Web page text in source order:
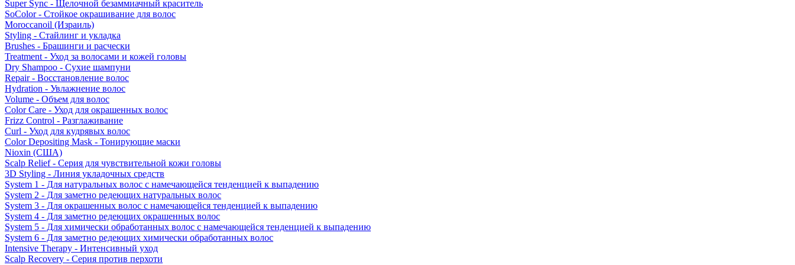
Super Sync - Щелочной безаммиачный краситель
SoColor - Стойкое окрашивание для волос
Moroccanoil (Израиль)
Styling - Стайлинг и укладка
Brushes - Брашинги и расчески
Treatment - Уход за волосами и кожей головы
Dry Shampoo - Сухие шампуни
Repair - Восстановление волос
Hydration - Увлажнение волос
Volume - Объем для волос
Color Care - Уход для окрашенных волос
Frizz Control - Разглаживание
Curl - Уход для кудрявых волос
Color Depositing Mask - Тонирующие маски
Nioxin (США)
Scalp Relief - Серия для чувствительной кожи головы
3D Styling - Линия укладочных средств
System 1 - Для натуральных волос с намечающейся тенденцией к выпадению
System 2 - Для заметно редеющих натуральных волос
System 3 - Для окрашенных волос с намечающейся тенденцией к выпадению
System 4 - Для заметно редеющих окрашенных волос
System 5 - Для химически обработанных волос с намечающейся тенденцией к выпадению
System 6 - Для заметно редеющих химически обработанных волос
Intensive Therapy - Интенсивный уход
Scalp Recovery - Серия против перхоти